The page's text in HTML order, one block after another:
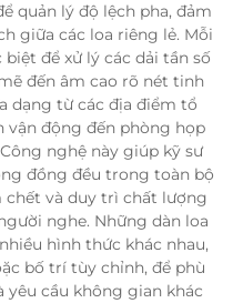
quản lý độ lệch pha, đảm
giữa các loa riêng lẻ. Mỗi
để xử lý các dải tần số
đến âm cao rõ nét tinh
dạng từ các địa điểm tổ
vận động đến phòng họp
nghệ này giúp kỹ sư
đồng đều trong toàn bộ
chết và duy trì chất lượng
nghe. Những dàn loa
hình thức khác nhau,
bố trí tùy chỉnh, để phù
cầu không gian khác